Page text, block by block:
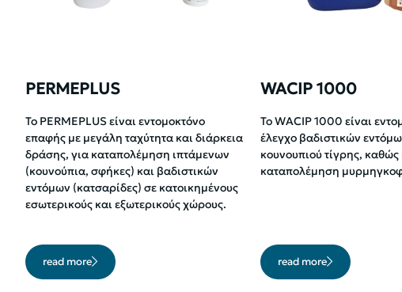
PERMEPLUS
To PERMEPLUS είναι εντομοκτόνο
επαφής με μεγάλη ταχύτητα και διάρκεια
δράσης, για καταπολέμηση ιπτάμενων
(κουνούπια, σφήκες) και βαδιστικών
εντόμων (κατσαρίδες) σε κατοικημένους
εσωτερικούς και εξωτερικούς χώρους.
read more
WACIP 1000
Το WACIP 1000 είναι
έλεγχο βαδιστικών
κουνουπιού τίγρης, καθώς
καταπολέμηση
read more